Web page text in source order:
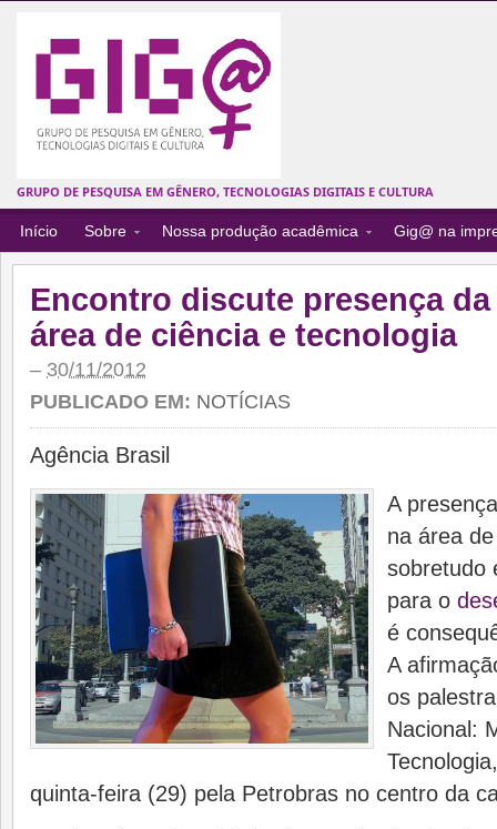
GRUPO DE PESQUISA EM GÊNERO, TECNOLOGIAS DIGITAIS E CULTURA
Início Sobre Nossa produção acadêmica Gig@ na
Encontro discute presença
área de ciência e tecnologia
– 30/11/2012
PUBLICADO EM: NOTÍCIAS
Agência Brasil
A
na área
sobretudo
para o
é
A
os
Nacional:
quinta-feira (29) pela Petrobras no centro da